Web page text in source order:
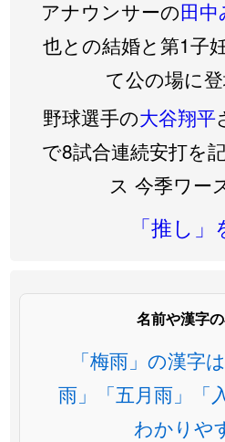
アナウンサーの田
也との結婚と第1子
て公の場に
野球選手の大谷翔平
で8試合連続安打を
ス 今季ワー
「推し
名前や漢字
「梅雨」の漢字
雨」「五月雨」「
わかりや